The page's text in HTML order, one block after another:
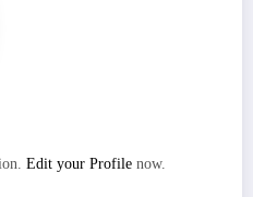
Edit your Profile now.